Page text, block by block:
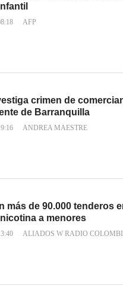
AFP
crimen de
de Barranquilla
ANDREA MAESTRE
más de 90.000 tenderos
a menores
ALIADOS W RADIO